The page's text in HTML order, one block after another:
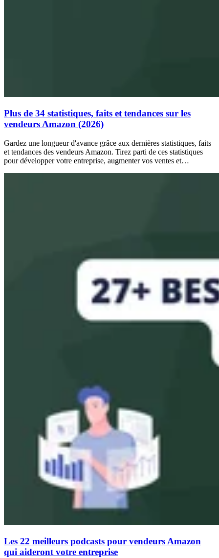
Plus de 34 statistiques, faits et tendances sur les
vendeurs Amazon (2026)
Gardez une longueur d'avance grâce aux dernières statistiques, faits
et tendances des vendeurs Amazon. Tirez parti de ces statistiques
pour développer votre entreprise, augmenter vos ventes et…
Les 22 meilleurs podcasts pour vendeurs Amazon
qui aideront votre entreprise